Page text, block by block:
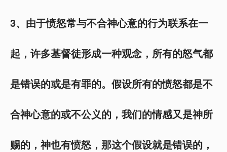
3、由于愤怒常与不合神心意的行为联系在一
起，许多基督徒形成一种观念，所有的怒气都
是错误的或是有罪的。假设所有的愤怒都是不
合神心意的或不公义的，我们的情感又是神所
赐的，神也有愤怒，那这个假设就是错误的，